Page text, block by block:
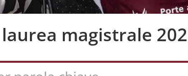
magistrale